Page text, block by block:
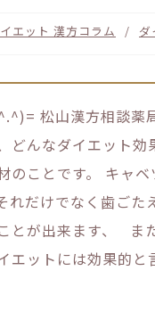
エット 漢方コラム ダ
松山漢方相談薬
どんなダイエット
のことです。 キャ
れだけでなく歯ご
とが出来ます、 ま
エットには効果的